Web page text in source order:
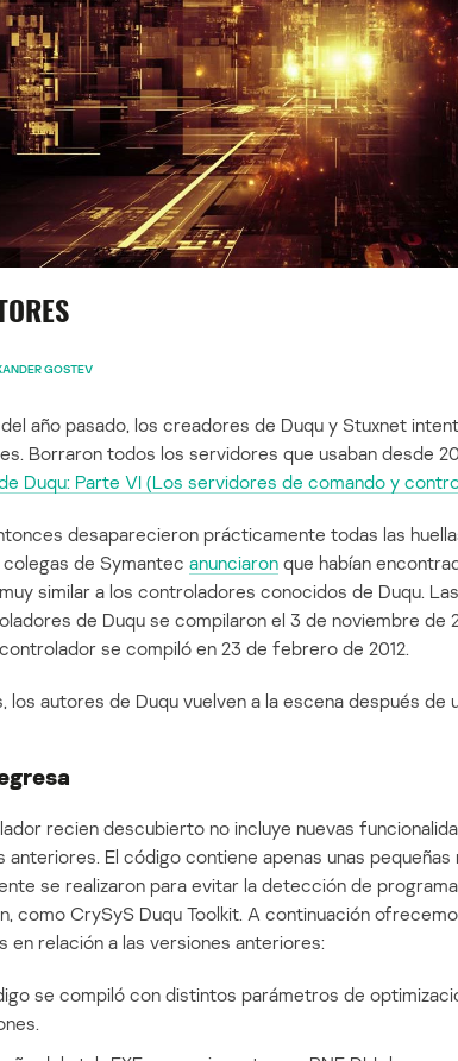
GOSTEV
año pasado, los creadores de Duqu y Stuxnet
Borraron todos los servidores que usaban desde
Duqu: Parte VI (Los servidores de comando y
desaparecieron prácticamente todas las
de Symantec anunciaron que habían
similar a los controladores conocidos de Duqu.
de Duqu se compilaron el 3 de noviembre de
se compiló en 23 de febrero de 2012.
los autores de Duqu vuelven a la escena después de
recien descubierto no incluye nuevas
anteriores. El código contiene apenas unas
se realizaron para evitar la detección de
como CrySyS Duqu Toolkit. A continuación
en relación a las versiones anteriores:
se compiló con distintos parámetros de